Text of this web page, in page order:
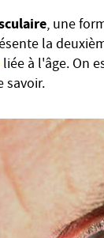
, une
la
liée à l'âge. On
savoir.